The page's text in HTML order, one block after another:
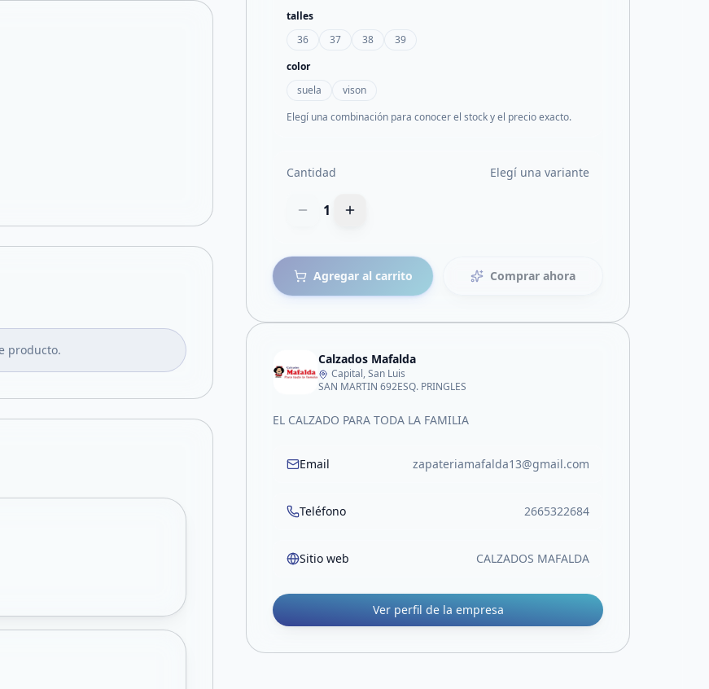
producto.
talles
36
37 38
39
color
suela
vison
Elegí una combinación para conocer el stock y el precio exacto.
Cantidad Elegí una variante
1
Agregar al carrito Comprar ahora
Calzados Mafalda
Capital, San Luis
SAN MARTIN 692ESQ. PRINGLES
EL CALZADO PARA TODA LA FAMILIA
Email zapateriamafalda13@gmail.com
Teléfono 2665322684
Sitio web CALZADOS MAFALDA
Ver perfil de la empresa